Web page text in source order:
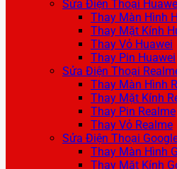
Sửa Điện Thoại
Thay Màn Hình
Thay Mặt Kính
Thay Vỏ Huawei
Thay Pin Huawei
Sửa Điện Thoại
Thay Màn Hình
Thay Mặt Kính
Thay Pin Realme
Thay Vỏ Realme
Sửa Điện Thoại
Thay Màn Hình
Thay Mặt Kính